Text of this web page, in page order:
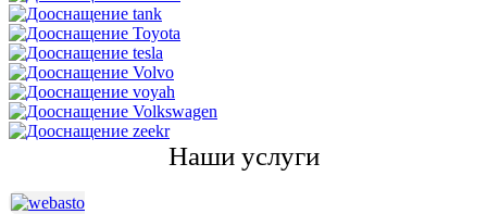
Наши услуги